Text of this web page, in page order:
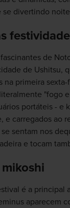
se divertindo
de
de Ushitsu,
na primeira
"fogo
portáteis - e
e carregados ao
sentam nos
e tocam
é a principal
aparecem